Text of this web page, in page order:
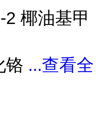
椰油基甲
铬 ...查看全